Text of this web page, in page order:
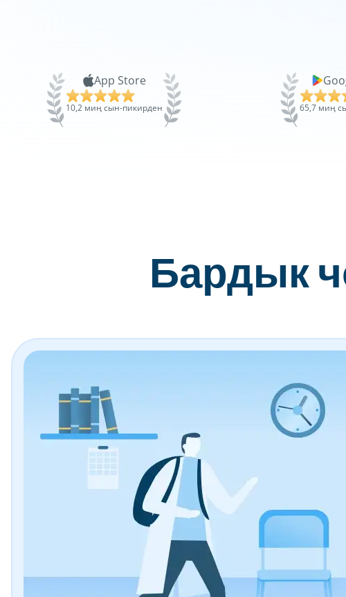
App Store
10,2 миң сын-пикирден 65,7 миң
Бардык